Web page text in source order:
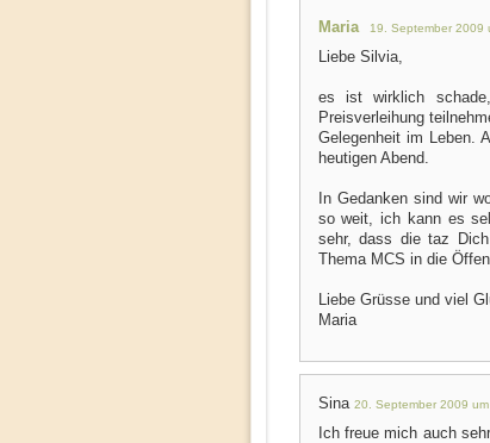
Maria 19. September 2009
Liebe Silvia,
es ist wirklich
Preisverleihung
Gelegenheit im Leben.
heutigen Abend.
In Gedanken sind wir
so weit, ich kann es
sehr, dass die taz
Thema MCS in die
Liebe Grüsse und viel
Maria
Sina 20. September 2009
Ich freue mich auch